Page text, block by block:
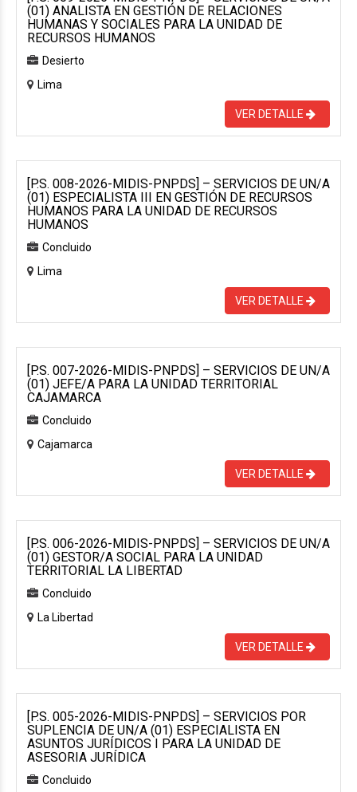
(01) ANALISTA EN GESTIÓN DE RELACIONES
HUMANAS Y SOCIALES PARA LA UNIDAD DE
RECURSOS HUMANOS
Desierto
Lima
VER DETALLE
[P.S. 008-2026-MIDIS-PNPDS] – SERVICIOS DE UN/A
(01) ESPECIALISTA III EN GESTIÓN DE RECURSOS
HUMANOS PARA LA UNIDAD DE RECURSOS
HUMANOS
Concluido
Lima
VER DETALLE
[P.S. 007-2026-MIDIS-PNPDS] – SERVICIOS DE UN/A
(01) JEFE/A PARA LA UNIDAD TERRITORIAL
CAJAMARCA
Concluido
Cajamarca
VER DETALLE
[P.S. 006-2026-MIDIS-PNPDS] – SERVICIOS DE UN/A
(01) GESTOR/A SOCIAL PARA LA UNIDAD
TERRITORIAL LA LIBERTAD
Concluido
La Libertad
VER DETALLE
[P.S. 005-2026-MIDIS-PNPDS] – SERVICIOS POR
SUPLENCIA DE UN/A (01) ESPECIALISTA EN
ASUNTOS JURÍDICOS I PARA LA UNIDAD DE
ASESORIA JURÍDICA
Concluido